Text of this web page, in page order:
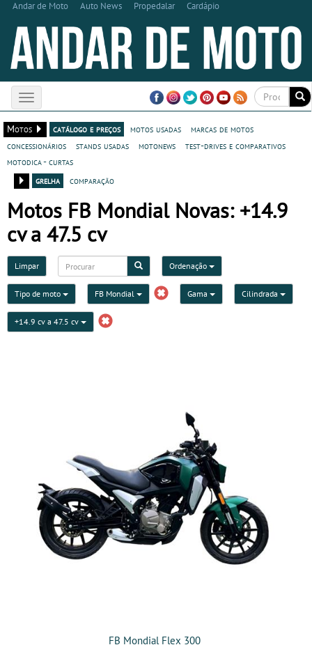
Andar de Moto Auto News Propedalar Cardápio
Toggle
navigation
Motos
catálogo e preços motos usadas
marcas de motos
concessionários
stands usadas motonews
test-drives e comparativos
motodica - curtas
grelha
comparação
Motos FB Mondial Novas: +14.9
cv a 47.5 cv
Limpar Ordenação
Tipo de moto FB Mondial Gama Cilindrada
+14.9 cv a 47.5 cv
FB Mondial Flex 300